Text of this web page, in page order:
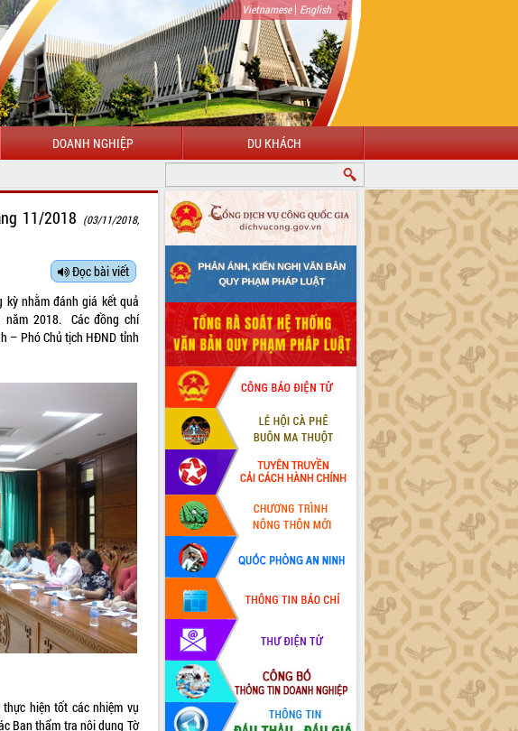
Vietnamese| English
DOANH NGHIỆP DU KHÁCH
CHÀO MỪNG ĐẾN VỚI CỔNG THÔNG TIN ĐIỆN TỬ TỈNH ĐẮK LẮK
11/2018 (03/11/2018,
Đọc bài viết
kỳ nhằm đánh giá kết quả
năm 2018. Các đồng chí
– Phó Chủ tịch HĐND tỉnh
hiện tốt các nhiệm vụ
Ban thẩm tra nội dung Tờ